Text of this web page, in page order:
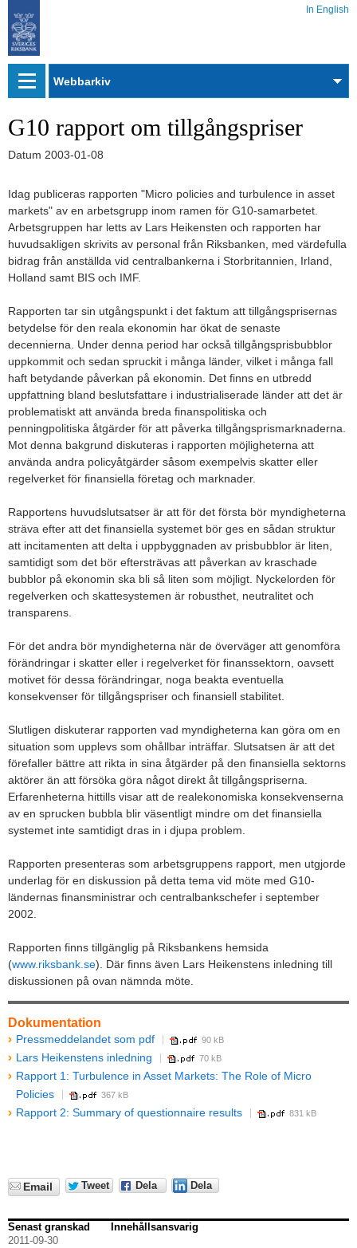
In English
Webbarkiv
G10 rapport om tillgångspriser
Datum 2003-01-08
Idag publiceras rapporten "Micro policies and turbulence in asset
markets" av en arbetsgrupp inom ramen för G10-samarbetet.
Arbetsgruppen har letts av Lars Heikensten och rapporten har
huvudsakligen skrivits av personal från Riksbanken, med värdefulla
bidrag från anställda vid centralbankerna i Storbritannien, Irland,
Holland samt BIS och IMF.
Rapporten tar sin utgångspunkt i det faktum att tillgångsprisernas
betydelse för den reala ekonomin har ökat de senaste
decennierna. Under denna period har också tillgångsprisbubblor
uppkommit och sedan spruckit i många länder, vilket i många fall
haft betydande påverkan på ekonomin. Det finns en utbredd
uppfattning bland beslutsfattare i industrialiserade länder att det är
problematiskt att använda breda finanspolitiska och
penningpolitiska åtgärder för att påverka tillgångsprismarknaderna.
Mot denna bakgrund diskuteras i rapporten möjligheterna att
använda andra policyåtgärder såsom exempelvis skatter eller
regelverket för finansiella företag och marknader.
Rapportens huvudslutsatser är att för det första bör myndigheterna
sträva efter att det finansiella systemet bör ges en sådan struktur
att incitamenten att delta i uppbyggnaden av prisbubblor är liten,
samtidigt som det bör eftersträvas att påverkan av kraschade
bubblor på ekonomin ska bli så liten som möjligt. Nyckelorden för
regelverken och skattesystemen är robusthet, neutralitet och
transparens.
För det andra bör myndigheterna när de överväger att genomföra
förändringar i skatter eller i regelverket för finanssektorn, oavsett
motivet för dessa förändringar, noga beakta eventuella
konsekvenser för tillgångspriser och finansiell stabilitet.
Slutligen diskuterar rapporten vad myndigheterna kan göra om en
situation som upplevs som ohållbar inträffar. Slutsatsen är att det
förefaller bättre att rikta in sina åtgärder på den finansiella sektorns
aktörer än att försöka göra något direkt åt tillgångspriserna.
Erfarenheterna hittills visar att de realekonomiska konsekvenserna
av en sprucken bubbla blir väsentligt mindre om det finansiella
systemet inte samtidigt dras in i djupa problem.
Rapporten presenteras som arbetsgruppens rapport, men utgjorde
underlag för en diskussion på detta tema vid möte med G10-
ländernas finansministrar och centralbankschefer i september
2002.
Rapporten finns tillgänglig på Riksbankens hemsida
(www.riksbank.se). Där finns även Lars Heikenstens inledning till
diskussionen på ovan nämnda möte.
Dokumentation
Pressmeddelandet som pdf 90 kB
Lars Heikenstens inledning 70 kB
Rapport 1: Turbulence in Asset Markets: The Role of Micro
Policies
367 kB
Rapport 2: Summary of questionnaire results 831 kB
Email Tweet Dela Dela
Senast granskad
2011-09-30
Innehållsansvarig